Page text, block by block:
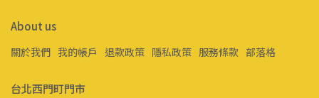
About us
關於我們 我的帳戶 退款政策 隱私政策 服務條款 部落格
台北西門町門市